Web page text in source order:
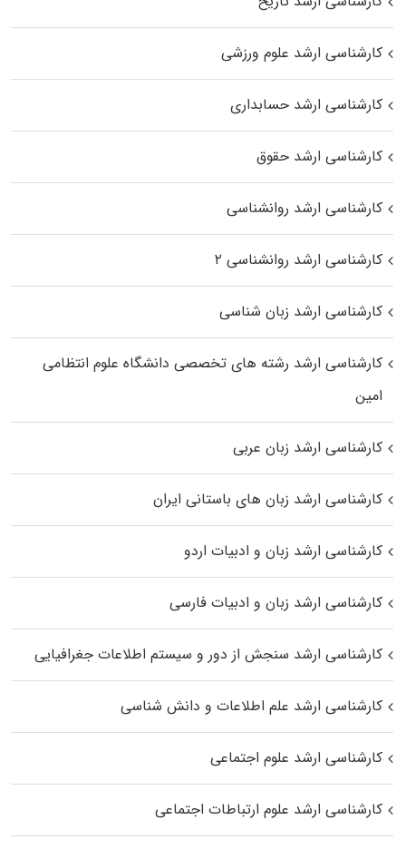
کارشناسی ارشد علوم ورزشی
کارشناسی ارشد حسابداری
کارشناسی ارشد حقوق
کارشناسی ارشد روانشناسی
کارشناسی ارشد روانشناسی ۲
کارشناسی ارشد زبان شناسی
کارشناسی ارشد رﺷﺘﻪ ﻫﺎی تخصصی داﻧﺸﮕﺎه ﻋﻠﻮم انتظامی
اﻣﻴﻦ
کارشناسی ارشد زبان عربی
کارشناسی ارشد زبان‌ های باستانی ایران
کارشناسی ارشد زبان و ادبیات اردو
کارشناسی ارشد زبان و ادبیات فارسی
کارشناسی ارشد سنجش از دور و سیستم اطلاعات جغرافیایی
کارشناسی ارشد علم اطلاعات و دانش شناسی
کارشناسی ارشد علوم اجتماعی
کارشناسی ارشد علوم ارتباطات اجتماعی